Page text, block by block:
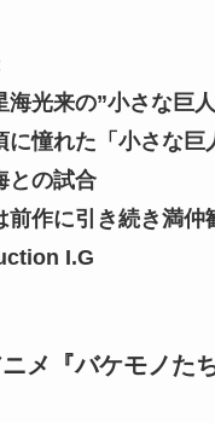
海光来の”小さな巨
に憧れた「小さな巨
との試合
前作に引き続き満仲
I.G
メ『バケモノた